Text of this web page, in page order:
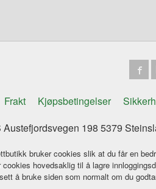
Frakt Kjøpsbetingelser
198 5379
bruker cookies slik at du får en
cookies hovedsaklig til å lagre
å bruke siden som normalt om du